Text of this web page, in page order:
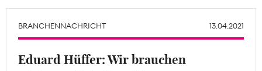
BRANCHENNACHRICHT 13.04.2021
Eduard Hüffer: Wir brauchen